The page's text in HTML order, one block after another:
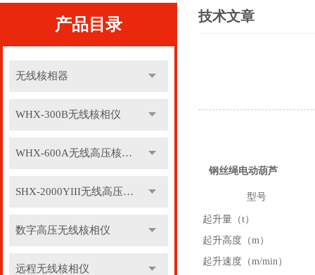
产品目录
无线核相器
WHX-300B无线核相仪
WHX-600A无线高压核相仪
SHX-2000YIII无线高压核相仪
数字高压无线核相仪
远程无线核相仪
技术文章
钢丝绳电动葫芦
型号
起升量（t）
起升高度（m）
起升速度（m/min）